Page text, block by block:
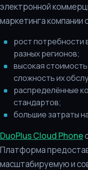
электронной
маркетинга компании
рост потребности
разных регионов;
высокая
сложность их
распределённые
стандартов;
большие затраты
DuoPlus Cloud Phone
Платформа
масштабируемую и